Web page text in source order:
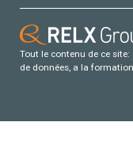
Tout le contenu de ce
de données, a la